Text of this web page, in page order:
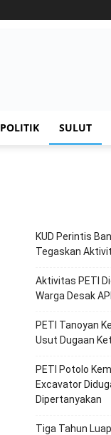
POLITIK SULUT
KUD Perintis
Tegaskan
Aktivitas PETI
Warga Desak
PETI Tanoyan
Usut Dugaan
PETI Potolo
Excavator
Dipertanyakan
Tiga Tahun